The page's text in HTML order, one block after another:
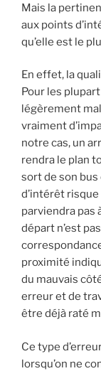
Mais la
aux points
qu’elle est le
En effet, la
Pour les
légèrement
vraiment
notre cas, un
rendra le plan
sort de son
d’intérêt
parviendra pas
départ n’est
proximité
du mauvais
erreur et de
être déjà raté
Ce type
lorsqu’on ne